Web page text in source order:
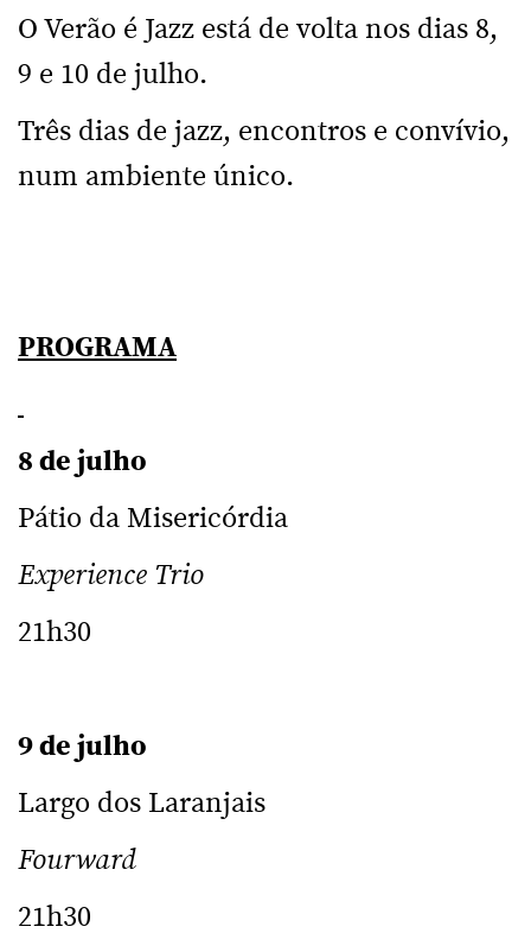
O Verão é Jazz está de volta nos dias 8,
9 e 10 de julho.
Três dias de jazz, encontros e convívio,
num ambiente único.
PROGRAMA
8 de julho
Pátio da Misericórdia
Experience Trio
21h30
9 de julho
Largo dos Laranjais
Fourward
21h30